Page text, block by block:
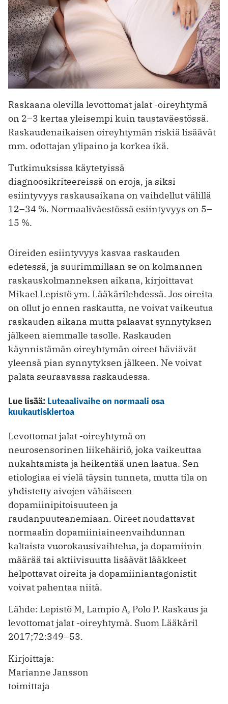
Raskaana olevilla levottomat jalat -oireyhtymä
on 2–3 kertaa yleisempi kuin taustaväestössä.
Raskaudenaikaisen oireyhtymän riskiä lisäävät
mm. odottajan ylipaino ja korkea ikä.
Tutkimuksissa käytetyissä
diagnoosikriteereissä on eroja, ja siksi
esiintyvyys raskausaikana on vaihdellut välillä
12–34 %. Normaaliväestössä esiintyvyys on 5–
15 %.
Oireiden esiintyvyys kasvaa raskauden
edetessä, ja suurimmillaan se on kolmannen
raskauskolmanneksen aikana, kirjoittavat
Mikael Lepistö ym. Lääkärilehdessä. Jos oireita
on ollut jo ennen raskautta, ne voivat vaikeutua
raskauden aikana mutta palaavat synnytyksen
jälkeen aiemmalle tasolle. Raskauden
käynnistämän oireyhtymän oireet häviävät
yleensä pian synnytyksen jälkeen. Ne voivat
palata seuraavassa raskaudessa.
Lue lisää: Luteaalivaihe on normaali osa
kuukautiskiertoa
Levottomat jalat -oireyhtymä on
neurosensorinen liikehäiriö, joka vaikeuttaa
nukahtamista ja heikentää unen laatua. Sen
etiologiaa ei vielä täysin tunneta, mutta tila on
yhdistetty aivojen vähäiseen
dopamiinipitoisuuteen ja
raudanpuuteanemiaan. Oireet noudattavat
normaalin dopamiiniaineenvaihdunnan
kaltaista vuorokausivaihtelua, ja dopamiinin
määrää tai aktiivisuutta lisäävät lääkkeet
helpottavat oireita ja dopamiiniantagonistit
voivat pahentaa niitä.
Lähde: Lepistö M, Lampio A, Polo P. Raskaus ja
levottomat jalat -oireyhtymä. Suom Lääkäril
2017;72:349–53.
Kirjoittaja:
Marianne Jansson
toimittaja